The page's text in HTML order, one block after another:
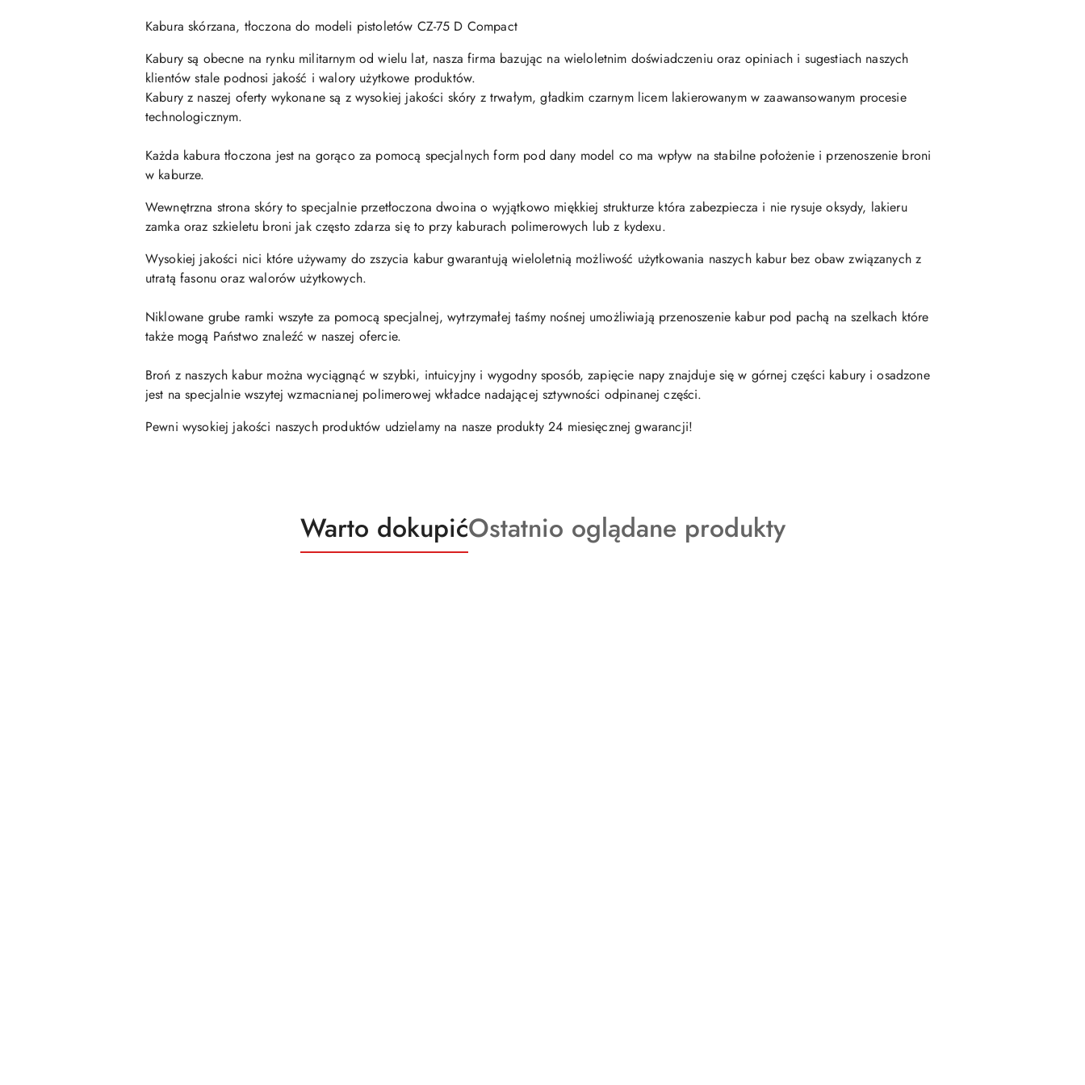
Kabura skórzana, tłoczona do modeli pistoletów CZ-75 D Compact
Kabury są obecne na rynku militarnym od wielu lat, nasza firma bazując na wieloletnim doświadczeniu oraz opiniach i sugestiach naszych
klientów stale podnosi jakość i walory użytkowe produktów.
Kabury z naszej oferty wykonane są z wysokiej jakości skóry z trwałym, gładkim czarnym licem lakierowanym w zaawansowanym procesie
technologicznym.
Każda kabura tłoczona jest na gorąco za pomocą specjalnych form pod dany model co ma wpływ na stabilne położenie i przenoszenie broni
w kaburze.
Wewnętrzna strona skóry to specjalnie przetłoczona dwoina o wyjątkowo miękkiej strukturze która zabezpiecza i nie rysuje oksydy, lakieru
zamka oraz szkieletu broni jak często zdarza się to przy kaburach polimerowych lub z kydexu.
Wysokiej jakości nici które używamy do zszycia kabur gwarantują wieloletnią możliwość użytkowania naszych kabur bez obaw związanych z
utratą fasonu oraz walorów użytkowych.
Niklowane grube ramki wszyte za pomocą specjalnej, wytrzymałej taśmy nośnej umożliwiają przenoszenie kabur pod pachą na szelkach które
także mogą Państwo znaleźć w naszej ofercie.
Broń z naszych kabur można wyciągnąć w szybki, intuicyjny i wygodny sposób, zapięcie napy znajduje się w górnej części kabury i osadzone
jest na specjalnie wszytej wzmacnianej polimerowej wkładce nadającej sztywności odpinanej części.
Pewni wysokiej jakości naszych produktów udzielamy na nasze produkty 24 miesięcznej gwarancji!
Produkty
o
Warto dokupićProdukty
o
Ostatnio oglądane produkty